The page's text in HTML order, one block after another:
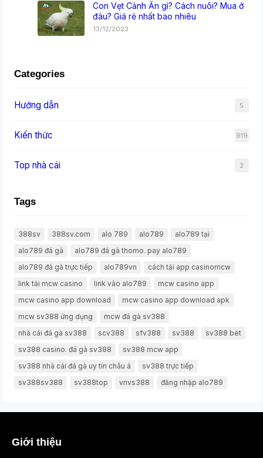
Con Vẹt Cảnh Ăn gì? Cách nuôi? Mua ở
đâu? Giá rẻ nhất bao nhiêu
13/12/2023
Categories
Hướng dẫn 5
Kiến thức 919
Top nhà cái 2
Tags
388sv 388sv.com alo 789 alo789
alo789 tại
alo789 đá gà
alo789 đá gà thomo. pay alo789
alo789 đá gà trực tiếp
alo789vn
cách tải app casinomcw
link tải mcw casino
link vào alo789
mcw casino app
mcw casino app download
mcw casino app download apk
mcw sv388 ứng dụng
mcw đá gà sv388
nhà cái đá gà sv388
scv388 sfv388 sv388
sv388 bet
sv388 casino. đá gà sv388
sv388 mcw app
sv388 nhà cái đá gà uy tín châu á
sv388 trực tiếp
sv388sv388
sv388top vnvs388 đăng nhập alo789
Giới thiệu